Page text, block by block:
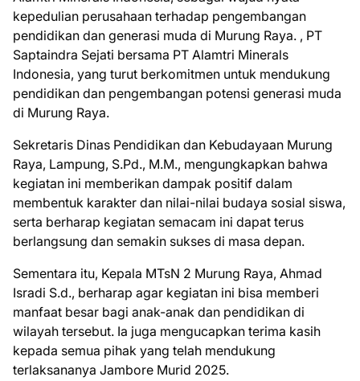
kepedulian perusahaan terhadap pengembangan
pendidikan dan generasi muda di Murung Raya. , PT
Saptaindra Sejati bersama PT Alamtri Minerals
Indonesia, yang turut berkomitmen untuk mendukung
pendidikan dan pengembangan potensi generasi muda
di Murung Raya.
Sekretaris Dinas Pendidikan dan Kebudayaan Murung
Raya, Lampung, S.Pd., M.M., mengungkapkan bahwa
kegiatan ini memberikan dampak positif dalam
membentuk karakter dan nilai-nilai budaya sosial siswa,
serta berharap kegiatan semacam ini dapat terus
berlangsung dan semakin sukses di masa depan.
Sementara itu, Kepala MTsN 2 Murung Raya, Ahmad
Isradi S.d., berharap agar kegiatan ini bisa memberi
manfaat besar bagi anak-anak dan pendidikan di
wilayah tersebut. Ia juga mengucapkan terima kasih
kepada semua pihak yang telah mendukung
terlaksananya Jambore Murid 2025.